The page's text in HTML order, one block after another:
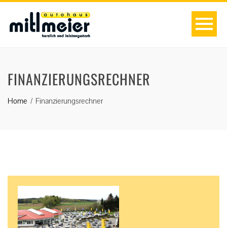
FINANZIERUNGSRECHNER
Home Finanzierungsrechner